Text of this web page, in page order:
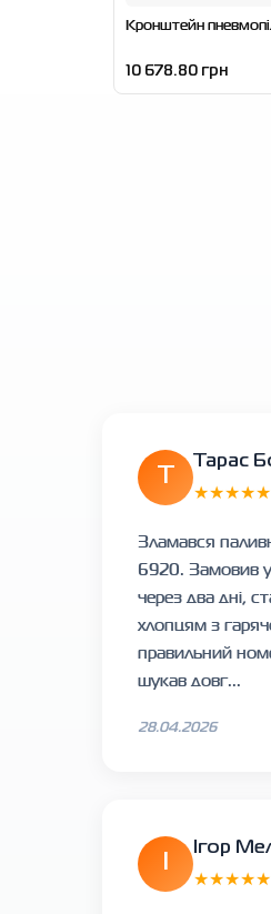
Кронштейн
10 678.80 грн
Тарас
★★★★★
Зламався
6920. Замовив
через два дні,
хлопцям з
правильний
шукав довг...
28.04.2026
Ігор
★★★★★